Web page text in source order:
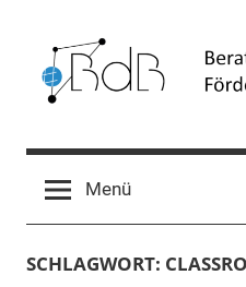
springen
Beratung
digitale
Bildung
Menü
SCHLAGWORT: